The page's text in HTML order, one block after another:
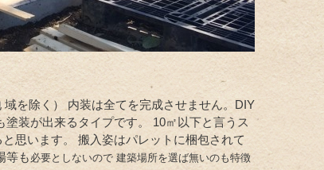
を除く） 内装は全てを完成させません。DIY
装が出来るタイプです。 10㎡以下と言うス
思います。 搬入姿はパレットに梱包されて
等も 必要としないので 建築場所を選ば無いのも特徴